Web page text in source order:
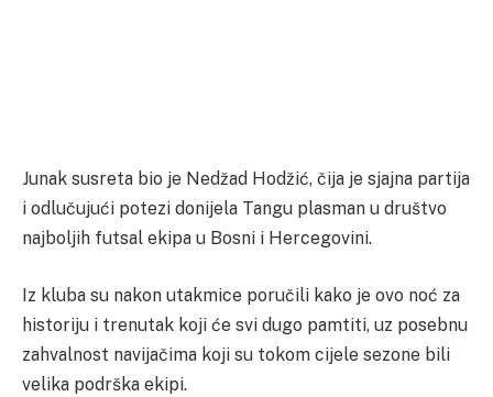
Junak susreta bio je Nedžad Hodžić, čija je sjajna partija
i odlučujući potezi donijela Tangu plasman u društvo
najboljih futsal ekipa u Bosni i Hercegovini.
Iz kluba su nakon utakmice poručili kako je ovo noć za
historiju i trenutak koji će svi dugo pamtiti, uz posebnu
zahvalnost navijačima koji su tokom cijele sezone bili
velika podrška ekipi.